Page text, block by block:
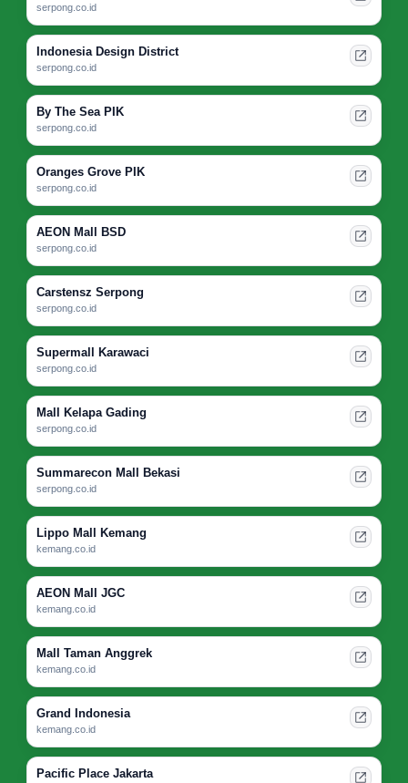
serpong.co.id
Indonesia Design District
serpong.co.id
By The Sea PIK
serpong.co.id
Oranges Grove PIK
serpong.co.id
AEON Mall BSD
serpong.co.id
Carstensz Serpong
serpong.co.id
Supermall Karawaci
serpong.co.id
Mall Kelapa Gading
serpong.co.id
Summarecon Mall Bekasi
serpong.co.id
Lippo Mall Kemang
kemang.co.id
AEON Mall JGC
kemang.co.id
Mall Taman Anggrek
kemang.co.id
Grand Indonesia
kemang.co.id
Pacific Place Jakarta